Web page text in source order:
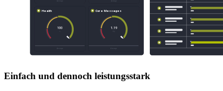
Einfach und dennoch leistungsstark